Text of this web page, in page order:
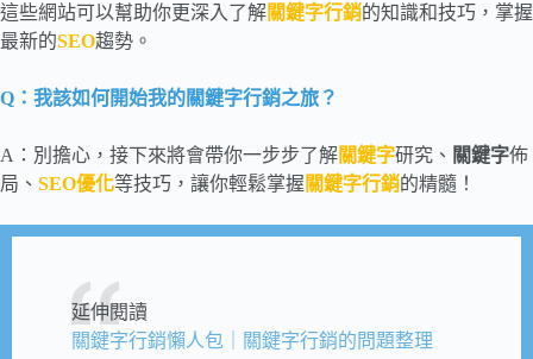
這些網站可以幫助你更深入了解關鍵字行銷的知識和技巧，掌握
最新的SEO趨勢。
Q：我該如何開始我的關鍵字行銷之旅？
A：別擔心，接下來將會帶你一步步了解關鍵字研究、 關鍵字佈
局、 SEO優化等技巧，讓你輕鬆掌握 關鍵字行銷的精髓！
延伸閱讀
關鍵字行銷懶人包｜關鍵字行銷的問題整理